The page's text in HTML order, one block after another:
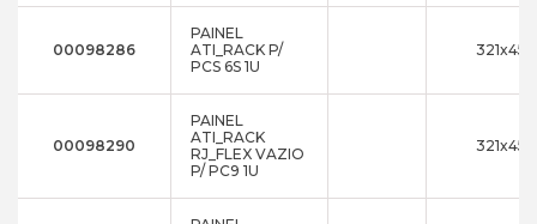
00098286
PAINEL
ATI_RACK P/
PCS 6S 1U
321x45
00098290
PAINEL
ATI_RACK
RJ_FLEX VAZIO
P/ PC9 1U
321x45